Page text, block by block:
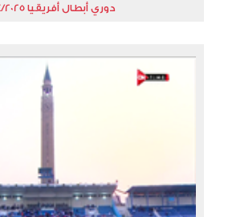
دوري أبطال أفريقيا 2024/2025